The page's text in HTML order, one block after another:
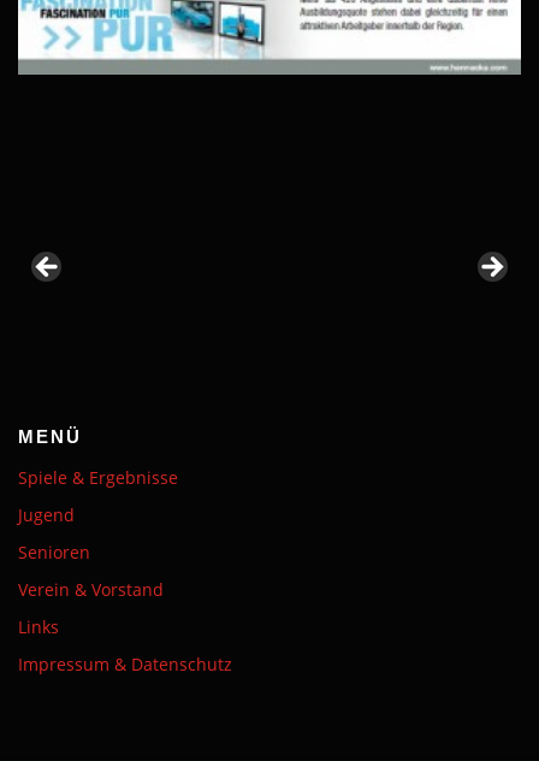
MENÜ
Spiele & Ergebnisse
Jugend
Senioren
Verein & Vorstand
Links
Impressum & Datenschutz